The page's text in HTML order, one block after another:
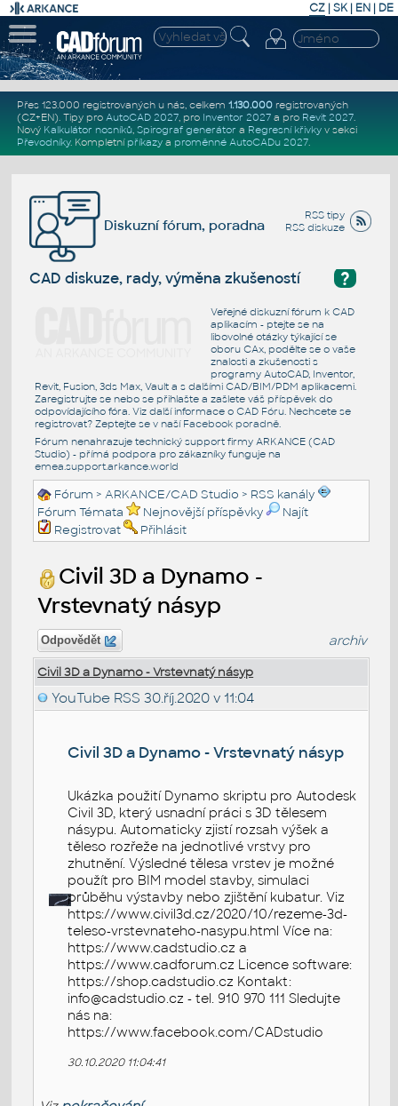
CZ | SK| EN | DE
Přes 123.000 registrovaných u nás, celkem 1.130.000registrovaných
(CZ+EN). Tipy pro AutoCAD 2027, pro Inventor 2027a pro Revit 2027.
Nový Kalkulátor nosníků, Spirograf generátor a Regresní křivkyv sekci
Převodníky. Kompletní příkazya proměnné AutoCADu 2027.
RSS tipy
RSS diskuze
Diskuzní fórum, poradna
?
CAD diskuze, rady, výměna zkušeností
Veřejné diskuzní fórum k CAD
aplikacím - ptejte se na
libovolné otázky týkající se
oboru CAx, podělte se o vaše
znalosti a zkušenosti s
programy AutoCAD, Inventor,
Revit, Fusion, 3ds Max, Vault a s dalšími CAD/BIM/PDM aplikacemi.
Zaregistrujte se nebo se přihlašte a zašlete váš příspěvek do
odpovídajícího fóra. Viz další informace o CAD Fóru. Nechcete se
registrovat? Zeptejte se v naší Facebook poradně.
Fórum nenahrazuje technický support firmy ARKANCE (CAD
Studio) - přímá podpora pro zákazníky funguje na
emea.support.arkance.world
Fórum >ARKANCE/CAD Studio > RSS kanály
Fórum Témata
Nejnovější příspěvky
Najít
Registrovat
Přihlásit
Civil 3D a Dynamo -
Vrstevnatý násyp
Odpovědět archiv
Civil 3D a Dynamo - Vrstevnatý násyp
YouTube RSS 30.říj.2020 v 11:04
Civil 3D a Dynamo - Vrstevnatý násyp
Ukázka použití Dynamo skriptu pro Autodesk
Civil 3D, který usnadní práci s 3D tělesem
násypu. Automaticky zjistí rozsah výšek a
těleso rozřeže na jednotlivé vrstvy pro
zhutnění. Výsledné tělesa vrstev je možné
použít pro BIM model stavby, simulaci
průběhu výstavby nebo zjištění kubatur. Viz
https://www.civil3d.cz/2020/10/rezeme-3d-
teleso-vrstevnateho-nasypu.html Více na:
https://www.cadstudio.cz a
https://www.cadforum.cz Licence software:
https://shop.cadstudio.cz Kontakt:
info@cadstudio.cz - tel. 910 970 111 Sledujte
nás na:
https://www.facebook.com/CADstudio
30.10.2020 11:04:41